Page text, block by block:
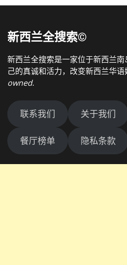
新西兰全搜索©
新西兰全搜索是一家位于新西兰
己的真诚和活力，改变新西兰华语
owned.
联系我们 关于我们
餐厅榜单 隐私条款